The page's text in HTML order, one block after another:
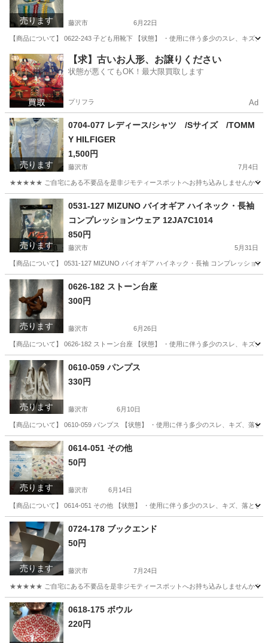
売ります 藤沢市 6月22日
【商品について】 0622-243 子ども用靴下 【状態】 ・使用に伴う多少のスレ、キズ
神奈川 藤沢市 小物 リユース
【求】古いお人形、お譲りください
状態が悪くてもOK！最大限買取します
プリフラ Ad
売ります
0704-077 レディース/シャツ /Sサイズ /TOMM
Y HILFIGER
1,500円
藤沢市 7月4日
★★★★★ ご自宅にある不要品を是非ジモティースポットへお持ち込みしませんか？
神奈川 藤沢市 TOMMY HILFIGER
売ります
0531-127 MIZUNO バイオギア ハイネック・長袖
コンプレッションウェア 12JA7C1014
850円
藤沢市 5月31日
【商品について】 0531-127 MIZUNO バイオギア ハイネック・長袖 コンプレッショ
神奈川 藤沢市 スポーツウェア リユース
売ります
0626-182 ストーン台座
300円
藤沢市 6月26日
【商品について】 0626-182 ストーン台座 【状態】 ・使用に伴う多少のスレ、キズ
神奈川 藤沢市 リユース
売ります
0610-059 パンプス
330円
藤沢市 6月10日
【商品について】 0610-059 パンプス 【状態】 ・使用に伴う多少のスレ、キズ、落
神奈川 藤沢市 リユース
売ります
0614-051 その他
50円
藤沢市 6月14日
【商品について】 0614-051 その他 【状態】 ・使用に伴う多少のスレ、キズ、落と
神奈川 藤沢市 リユース
売ります
0724-178 ブックエンド
50円
藤沢市 7月24日
★★★★★ ご自宅にある不要品を是非ジモティースポットへお持ち込みしませんか？
神奈川 藤沢市 0618-175 ボウル
220円